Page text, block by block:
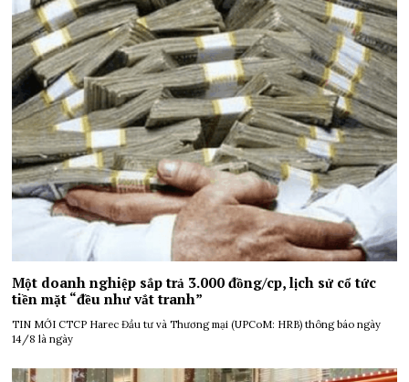
Một doanh nghiệp sắp trả 3.000 đồng/cp, lịch sử cổ tức
tiền mặt “đều như vắt tranh”
TIN MỚI CTCP Harec Đầu tư và Thương mại (UPCoM: HRB) thông báo ngày
14/8 là ngày